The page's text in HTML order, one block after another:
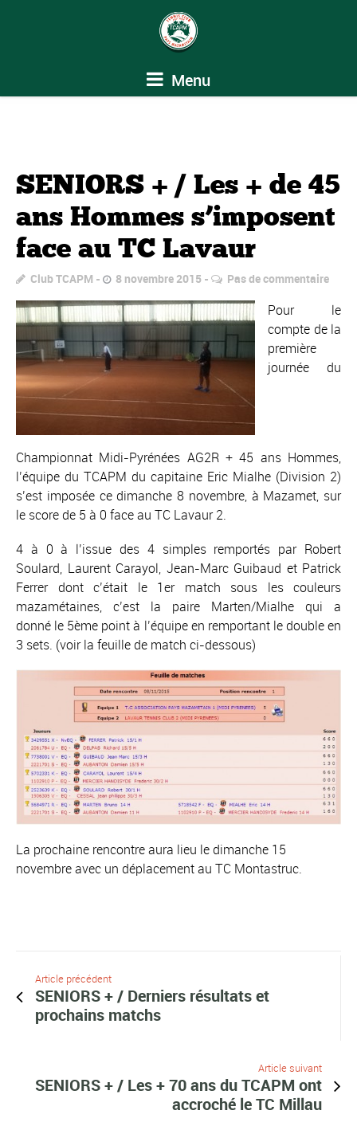
Menu
SENIORS + / Les + de 45
ans Hommes s’imposent
face au TC Lavaur
Club TCAPM 8 novembre 2015 Pas de commentaire
Pour le
compte de la
première
journée du
Championnat Midi-Pyrénées AG2R + 45 ans Hommes,
l’équipe du TCAPM du capitaine Eric Mialhe (Division 2)
s’est imposée ce dimanche 8 novembre, à Mazamet, sur
le score de 5 à 0 face au TC Lavaur 2.
4 à 0 à l’issue des 4 simples remportés par Robert
Soulard, Laurent Carayol, Jean-Marc Guibaud et Patrick
Ferrer dont c’était le 1er match sous les couleurs
mazamétaines, c’est la paire Marten/Mialhe qui a
donné le 5ème point à l’équipe en remportant le double en
3 sets. (voir la feuille de match ci-dessous)
La prochaine rencontre aura lieu le dimanche 15
novembre avec un déplacement au TC Montastruc.
Article précédent
SENIORS + / Derniers résultats et
prochains matchs
Article suivant
SENIORS + / Les + 70 ans du TCAPM ont
accroché le TC Millau